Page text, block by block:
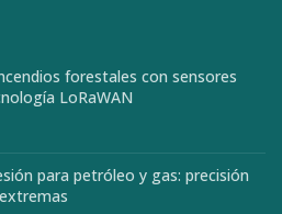
forestales con sensores
LoRaWAN
para petróleo y gas: precisión